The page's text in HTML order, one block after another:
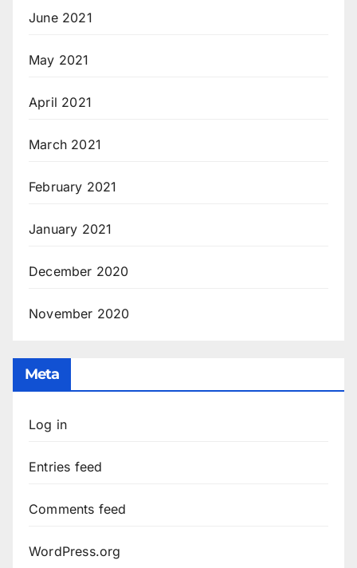
June 2021
May 2021
April 2021
March 2021
February 2021
January 2021
December 2020
November 2020
Meta
Log in
Entries feed
Comments feed
WordPress.org